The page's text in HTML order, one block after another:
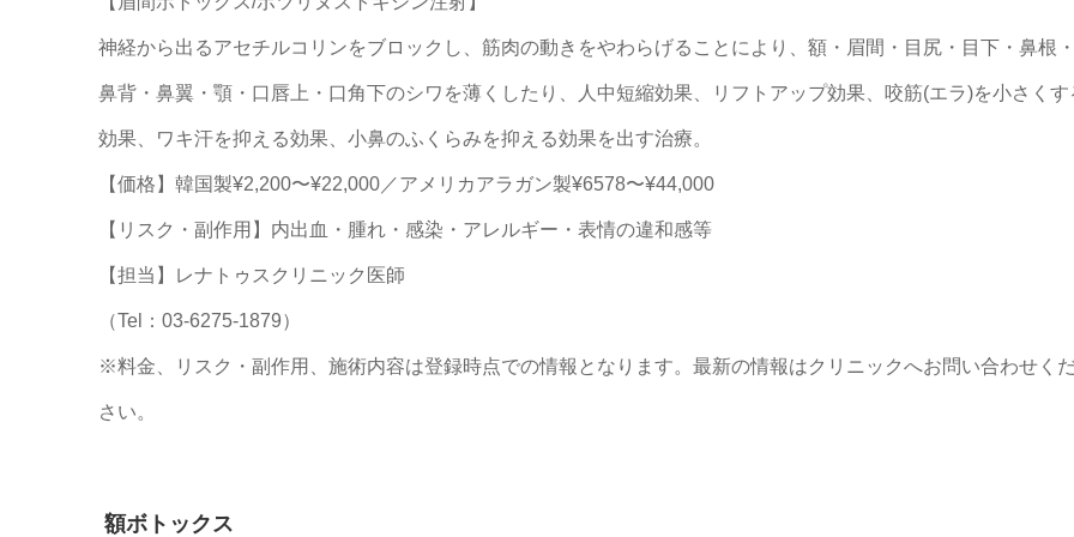
神経から出るアセチルコリンをブロックし、筋肉の動きをやわらげることにより、額・眉間・目尻・目下・鼻根・
鼻背・鼻翼・顎・口唇上・口角下のシワを薄くしたり、人中短縮効果、リフトアップ効果、咬筋(エラ)を小さくす
効果、ワキ汗を抑える効果、小鼻のふくらみを抑える効果を出す治療。
【価格】韓国製¥2,200〜¥22,000／アメリカアラガン製¥6578〜¥44,000
【リスク・副作用】内出血・腫れ・感染・アレルギー・表情の違和感等
【担当】レナトゥスクリニック医師
（Tel：03-6275-1879）
※料金、リスク・副作用、施術内容は登録時点での情報となります。最新の情報はクリニックへお問い合わせく
さい。
額ボトックス